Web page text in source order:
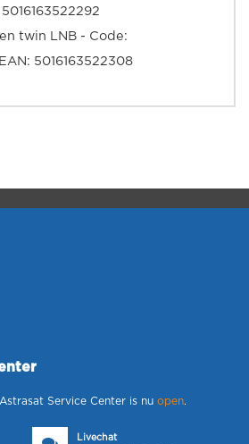
twin LNB - Code:
5016163522308
Service Center is nu open.
Livechat